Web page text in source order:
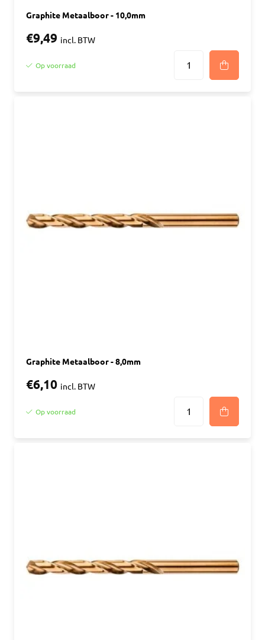
Graphite Metaalboor - 10,0mm
€9,49 incl. BTW
Op voorraad
Graphite Metaalboor - 8,0mm
€6,10 incl. BTW
Op voorraad